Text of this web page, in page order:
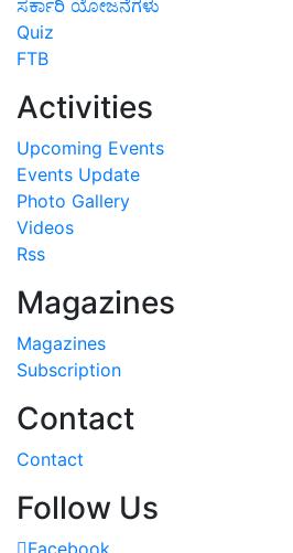
ಸರ್ಕಾರಿ ಯೋಜನೆಗಳು
Quiz
FTB
Activities
Upcoming Events
Events Update
Photo Gallery
Videos
Rss
Magazines
Magazines
Subscription
Contact
Contact
Follow Us
Facebook